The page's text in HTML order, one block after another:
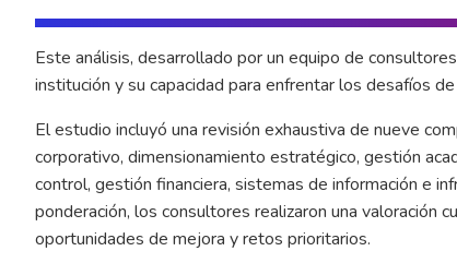
Este análisis, desarrollado por un equipo de
institución y su capacidad para enfrentar los desafíos
El estudio incluyó una revisión exhaustiva de nueve
corporativo, dimensionamiento estratégico, gestión
control, gestión financiera, sistemas de información e
ponderación, los consultores realizaron una valoración
oportunidades de mejora y retos prioritarios.